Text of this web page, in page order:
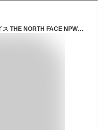
【SALE/即日発送】ザ・ノース・フェイス THE NORTH FACE NPW72230 NPW72530 COMPACT JACKET (レディース) コンパクトジャケット ウインドブレーカー 撥水 防風 刺繍 ロゴ マウンテンパーカー アウトドア アウター キャンプ ウィメンズ ウーマン 女性用 定番 国内正規